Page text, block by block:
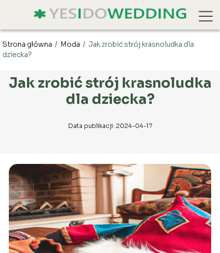
Strona główna / Moda / Jak zrobić strój krasnoludka dla
dziecka?
Jak zrobić strój krasnoludka
dla dziecka?
Data publikacji: 2024-04-17